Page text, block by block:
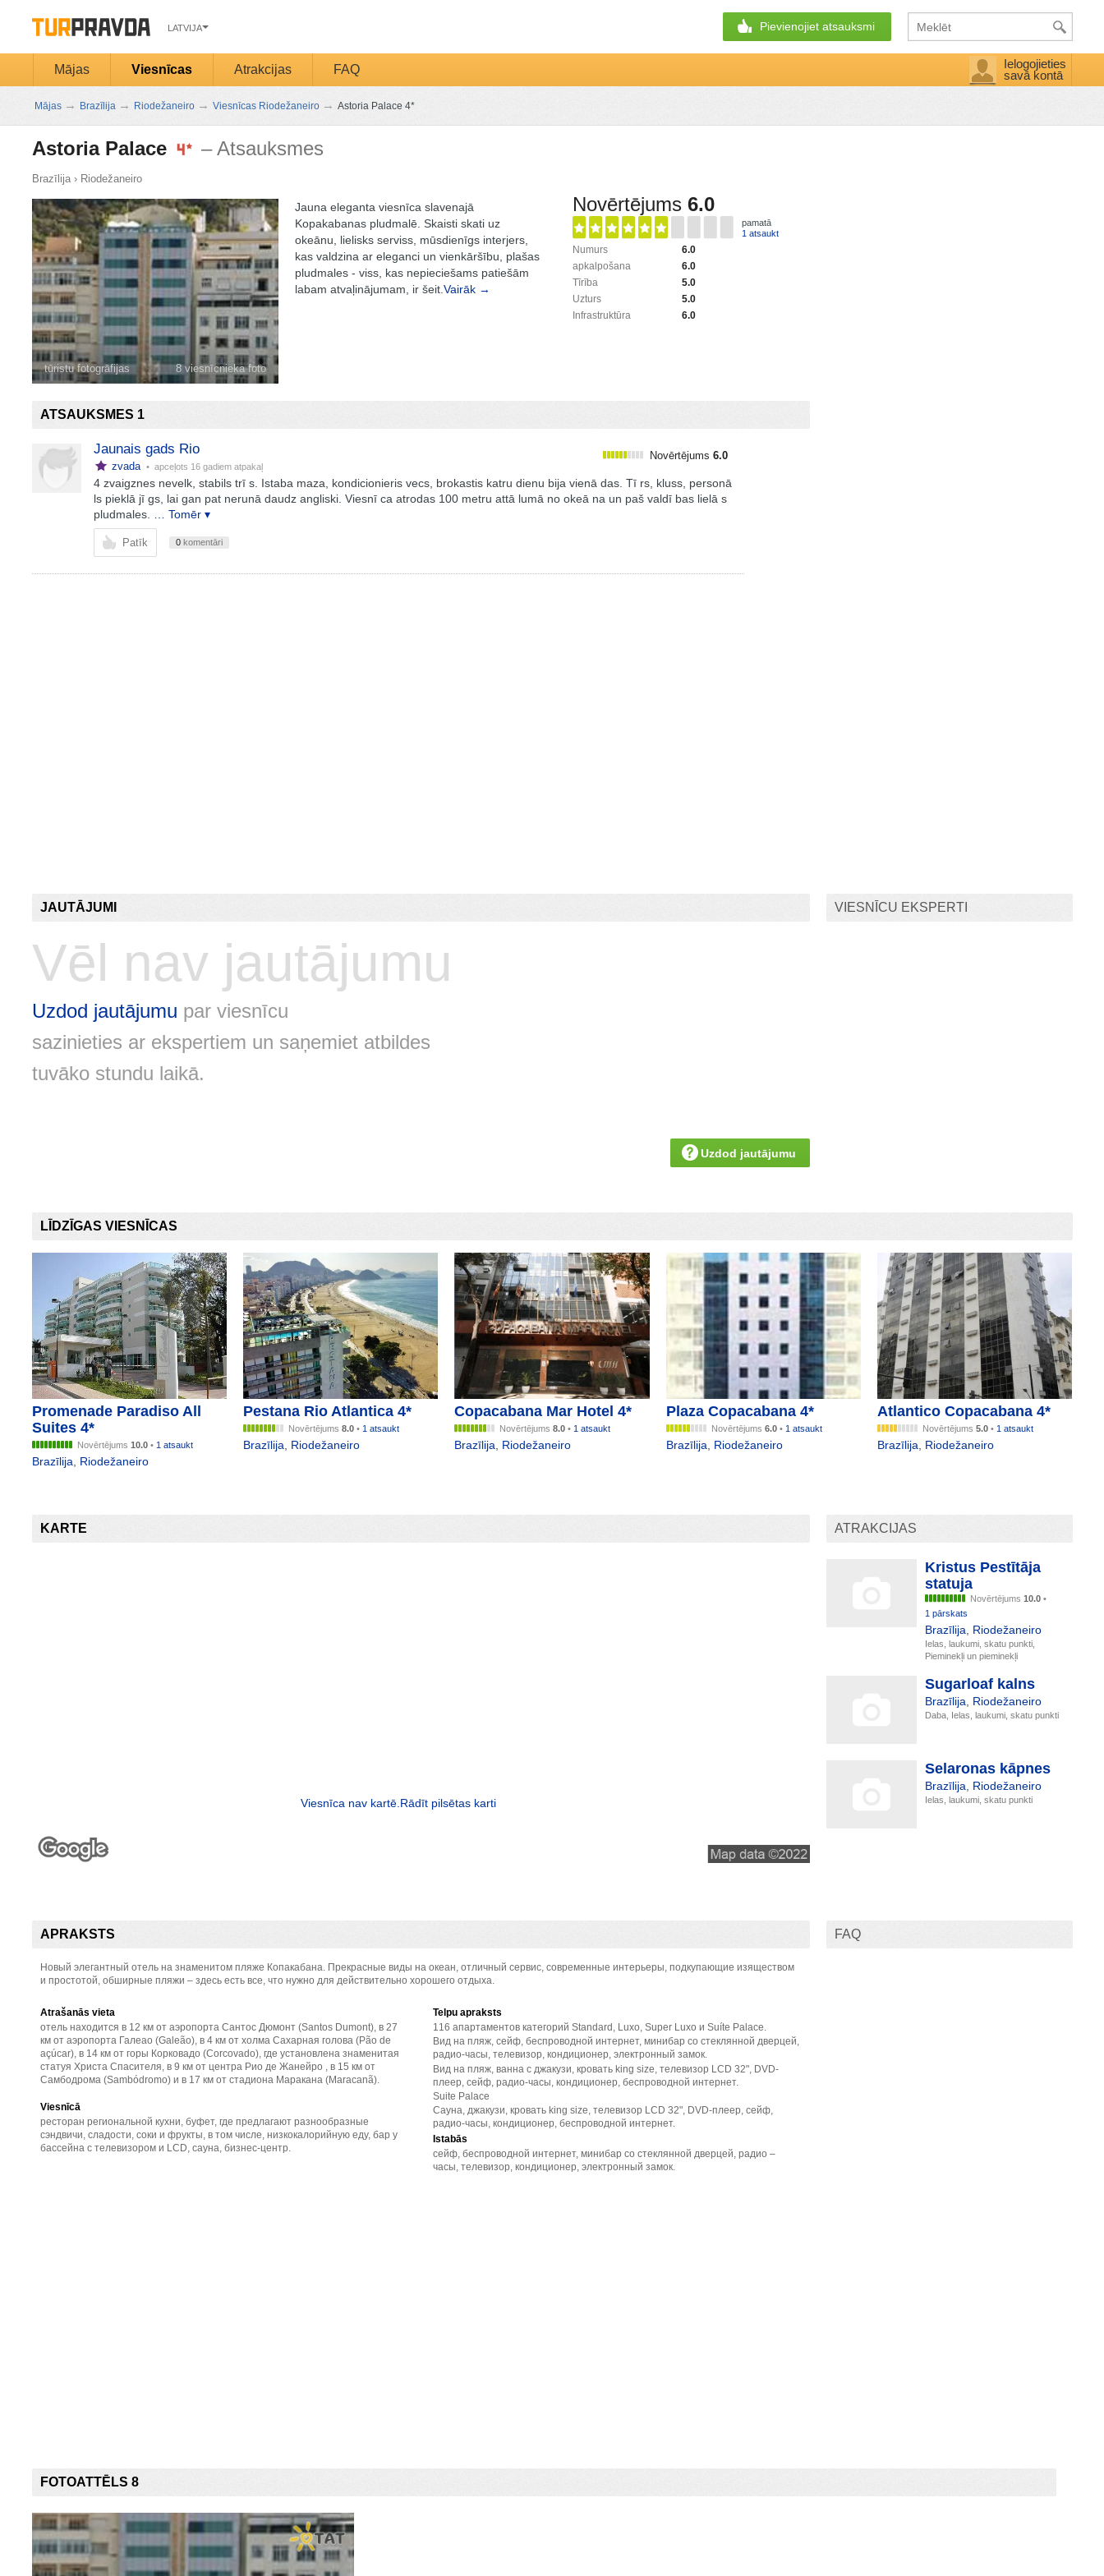
LATVIJA Pievienojiet atsauksmi
Mājas Viesnīcas Atrakcijas FAQ
Ielogojieties
savā kontā
Mājas → Brazīlija → Riodežaneiro → Viesnīcas Riodežaneiro → Astoria Palace 4*
Astoria Palace – Atsauksmes
Brazīlija› Riodežaneiro
tūristu fotogrāfijas 8 viesnīcnieka foto
Novērtējums 6.0
pamatā
1 atsaukt
6.0
Numurs
6.0
apkalpošana
5.0
Tīrība
5.0
Uzturs
6.0
Infrastruktūra
Jauna eleganta viesnīca slavenajā
Kopakabanas pludmalē. Skaisti skati uz
okeānu, lielisks serviss, mūsdienīgs interjers,
kas valdzina ar eleganci un vienkāršību, plašas
pludmales - viss, kas nepieciešams patiešām
labam atvaļinājumam, ir šeit. Vairāk →
ATSAUKSMES 1
Jaunais gads Rio
zvada • apceļots 16 gadiem atpakaļ
Novērtējums 6.0
4 zvaigznes nevelk, stabils trī s. Istaba maza, kondicionieris vecs, brokastis katru dienu bija vienā das. Tī rs, kluss, personā
ls pieklā jī gs, lai gan pat nerunā daudz angliski. Viesnī ca atrodas 100 metru attā lumā no okeā na un paš valdī bas lielā s
pludmales.
… Tomēr ▾
Patīk 0komentāri
JAUTĀJUMI
Vēl nav jautājumu
Uzdod jautājumu par viesnīcu
sazinieties ar ekspertiem un saņemiet atbildes
tuvāko stundu laikā.
Uzdod jautājumu
VIESNĪCU EKSPERTI
LĪDZĪGAS VIESNĪCAS
Promenade Paradiso All
Suites 4*
Novērtējums 10.0• 1 atsaukt
Brazīlija Riodežaneiro
Pestana Rio Atlantica 4*
Novērtējums 8.0• 1 atsaukt
Brazīlija Riodežaneiro
Copacabana Mar Hotel 4*
Novērtējums8.0 • 1 atsaukt
Brazīlija Riodežaneiro
Plaza Copacabana 4*
Novērtējums 6.0• 1 atsaukt
Brazīlija Riodežaneiro
Atlantico Copacabana 4*
Novērtējums5.0 • 1 atsaukt
Brazīlija Riodežaneiro
KARTE
Viesnīca nav kartē.Rādīt pilsētas karti
ATRAKCIJAS
Kristus Pestītāja
statuja
Novērtējums 10.0•
1 pārskats
Brazīlija Riodežaneiro
Ielas, laukumi, skatu punkti,
Pieminekļi un pieminekļi
Sugarloaf kalns
Brazīlija Riodežaneiro
Daba, Ielas, laukumi, skatu punkti
Selaronas kāpnes
Brazīlija Riodežaneiro
Ielas, laukumi, skatu punkti
APRAKSTS
Новый элегантный отель на знаменитом пляже Копакабана. Прекрасные виды на океан, отличный сервис, современные интерьеры, подкупающие изяществом
и простотой, обширные пляжи – здесь есть все, что нужно для действительно хорошего отдыха.
Atrašanās vieta
отель находится в 12 км от аэропорта Сантос Дюмонт (Santos Dumont), в 27
км от аэропорта Галеао (Galeão), в 4 км от холма Сахарная голова (Pão de
açúcar), в 14 км от горы Корковадо (Corcovado), где установлена знаменитая
статуя Христа Спасителя, в 9 км от центра Рио де Жанейро , в 15 км от
Самбодрома (Sambódromo) и в 17 км от стадиона Маракана (Maracanã).
Viesnīcā
ресторан региональной кухни, буфет, где предлагают разнообразные
сэндвичи, сладости, соки и фрукты, в том числе, низкокалорийную еду, бар у
бассейна с телевизором и LCD, сауна, бизнес-центр.
Telpu apraksts
116 апартаментов категорий Standard, Luxo, Super Luxo и Suíte Palace.
Вид на пляж, сейф, беспроводной интернет, минибар со стеклянной дверцей,
радио-часы, телевизор, кондиционер, электронный замок.
Вид на пляж, ванна с джакузи, кровать king size, телевизор LCD 32", DVD-
плеер, сейф, радио-часы, кондиционер, беспроводной интернет.
Suite Palace
Сауна, джакузи, кровать king size, телевизор LCD 32", DVD-плеер, сейф,
радио-часы, кондиционер, беспроводной интернет.
Istabās
сейф, беспроводной интернет, минибар со стеклянной дверцей, радио –
часы, телевизор, кондиционер, электронный замок.
FAQ
FOTOATTĒLS 8